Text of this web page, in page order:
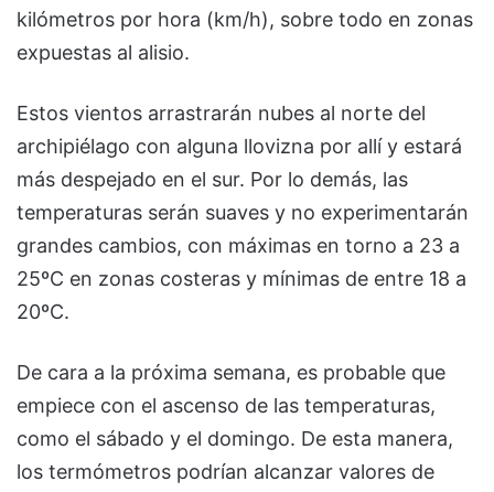
kilómetros por hora (km/h), sobre todo en zonas
expuestas al alisio.
Estos vientos arrastrarán nubes al norte del
archipiélago con alguna llovizna por allí y estará
más despejado en el sur. Por lo demás, las
temperaturas serán suaves y no experimentarán
grandes cambios, con máximas en torno a 23 a
25ºC en zonas costeras y mínimas de entre 18 a
20ºC.
De cara a la próxima semana, es probable que
empiece con el ascenso de las temperaturas,
como el sábado y el domingo. De esta manera,
los termómetros podrían alcanzar valores de